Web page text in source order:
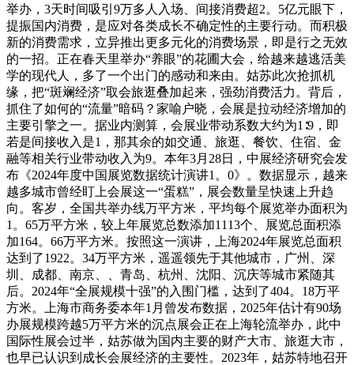
举办，3天时间吸引9万多人入场、间接消费超2。5亿元眼下，
提振国内消费，是应对各类成长不确定性的主要行动。而积极
新的消费需求，立异推出更多元化的消费场景，即是行之无效
的一招。正在春天里举办“养眼”的花圃大会，给越来越逃活美
学的现代人，多了一个出门的感动和来由。姑苏此次抢抓机
缘，把“斑斓经济”取会旅逛叠加起来，强劲消费活力。背后，
抓住了如何的“流量”暗码？家喻户晓，会展是拉动经济增加的
主要引擎之一。据业内测算，会展业带动系数大约为1∶9，即
若是间接收入是1，那其余的如交通、旅逛、餐饮、住宿、金
融等相关行业带动收入为9。本年3月28日，中展经济研究会发
布《2024年度中国展览数据统计演讲1。0》。数据显示，越来
越多城市曾经盯上会展这一“蛋糕”，展会数量呈快速上升趋
向。客岁，全国共举办线万平方米，平均每个展览举办面积为
1。65万平方米，较上年展览总数添加1113个、展览总面积添
加164。66万平方米。按照这一演讲，上海2024年展览总面积
达到了1922。34万平方米，遥遥领先于其他城市，广州、深
圳、成都、南京、、青岛、杭州、沈阳、沉庆等城市紧随其
后。2024年“全展规模十强”的入围门槛，达到了404。18万平
方米。上海市商务委本年1月曾发布数据，2025年估计有90场
办展规模跨越5万平方米的沉点展会正在上海轮流举办，此中
国际性展会过半，姑苏做为国内主要的财产大市、旅逛大市，
也早已认识到成长会展经济的主要性。2023年，姑苏特地召开